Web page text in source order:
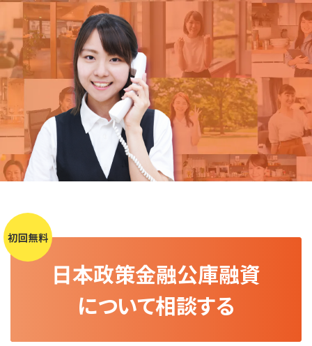
日本政策金融公庫融資
について相談する